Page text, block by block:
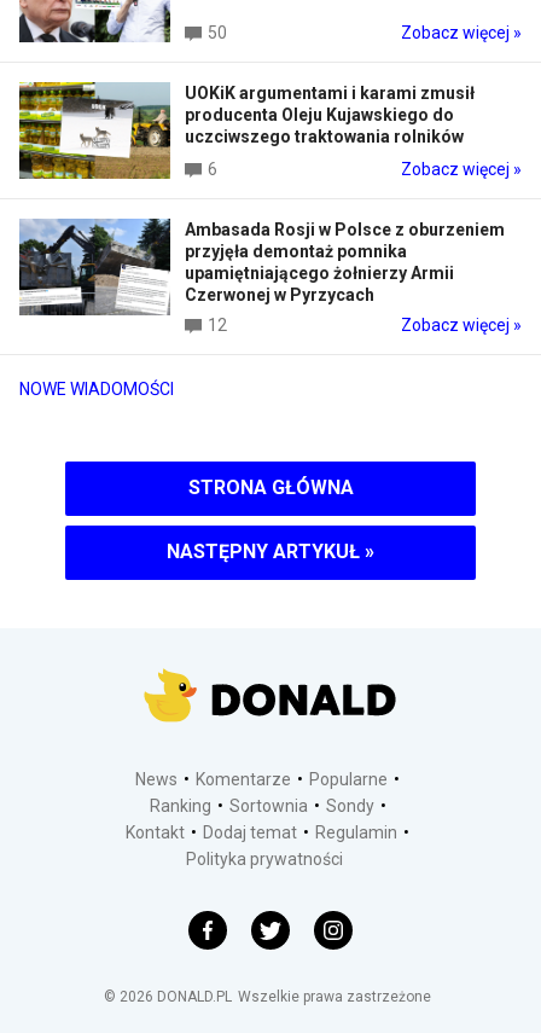
NOWE WIADOMOŚCI
50 Zobacz więcej »
UOKiK argumentami i karami zmusił
producenta Oleju Kujawskiego do
uczciwszego traktowania rolników
6
Zobacz więcej »
Ambasada Rosji w Polsce z oburzeniem
przyjęła demontaż pomnika
upamiętniającego żołnierzy Armii
Czerwonej w Pyrzycach
12
Zobacz więcej »
STRONA GŁÓWNA
NASTĘPNY ARTYKUŁ »
News Komentarze
Popularne
Ranking
Sortownia
Sondy
Kontakt
Dodaj temat
Regulamin
Polityka prywatności
© 2026 DONALD.PL Wszelkie prawa zastrzeżone